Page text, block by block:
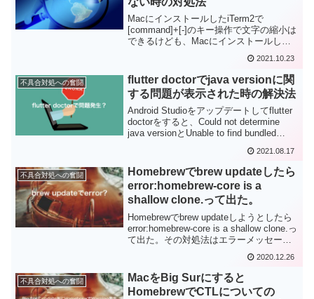
MacにインストールしたiTerm2で
[command]+[-]のキー操作で文字の縮小は
できるけども、Macにインストールした
iTermで[command]+[+]の文字拡大操作が
効かない時の対処法をまとめました。
2021.10.23
不具合対処への奮闘
flutter doctorでjava versionに関
する問題が表示された時の解決法
Android Studioをアップデートしてflutter
doctorをすると、Could not determine
java versionとUnable to find bundled
2021.08.17
不具合対処への奮闘
Homebrewでbrew updateしたら
error:homebrew-core is a
shallow clone.って出た。
Homebrewでbrew updateしようとしたら
error:homebrew-core is a shallow clone.っ
て出た。その対処法はエラーメッセージ
2020.12.26
不具合対処への奮闘
MacをBig Surにすると
HomebrewでCTLについての